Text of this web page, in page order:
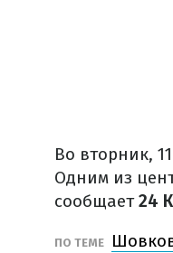
Во вторник,
Одним из
сообщает24
ПО ТЕМЕ